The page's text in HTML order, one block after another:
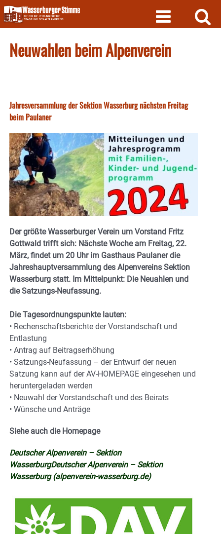
Skip
to
content
Neuwahlen beim Alpenverein
Jahresversammlung der Sektion Wasserburg nächsten Freitag
beim Paulaner
Der größte Wasserburger Verein um Vorstand Fritz
Gottwald trifft sich: Nächste Woche am Freitag, 22.
März, findet um 20 Uhr im Gasthaus Paulaner die
Jahreshauptversammlung des Alpenvereins Sektion
Wasserburg statt. Im Mittelpunkt: Die Neuahlen und
die Satzungs-Neufassung.
Die Tagesordnungspunkte lauten:
• Rechenschaftsberichte der Vorstandschaft und
Entlastung
• Antrag auf Beitragserhöhung
• Satzungs-Neufassung – der Entwurf der neuen
Satzung kann auf der AV-HOMEPAGE eingesehen und
heruntergeladen werden
• Neuwahl der Vorstandschaft und des Beirats
• Wünsche und Anträge
Siehe auch die Homepage
Deutscher Alpenverein – Sektion
WasserburgDeutscher Alpenverein – Sektion
Wasserburg (alpenverein-wasserburg.de)